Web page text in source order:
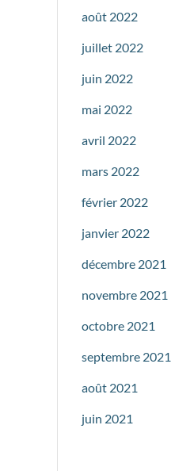
août 2022
juillet 2022
juin 2022
mai 2022
avril 2022
mars 2022
février 2022
janvier 2022
décembre 2021
novembre 2021
octobre 2021
septembre 2021
août 2021
juin 2021